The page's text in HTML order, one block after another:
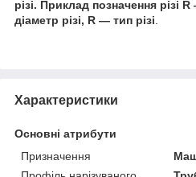
різі. Приклад позначення
діаметр різі, R — тип різі
Характеристики
Основні атрибути
Призначення